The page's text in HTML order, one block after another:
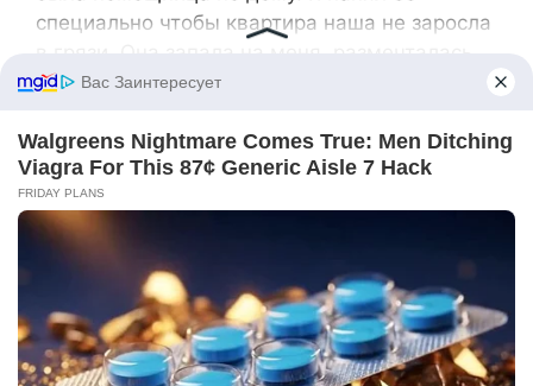
специально чтобы квартира наша не заросла
что я женюсь на ней. А я не могу. Я о тебе
видел. Да что эти бабы, они все в подмётки
тебе не годятся!
Олеся слушала мужа безо всякого интереса,
она вдруг поняла, что ей всё равно, что он
там говорит.
— Я подаю на развод и не хочу, чтобы ты
приезжал сюда. И сын останется со мной.
Она принялась крутить колёса в сторону
дома, Константин так разозлился, что дёрнул